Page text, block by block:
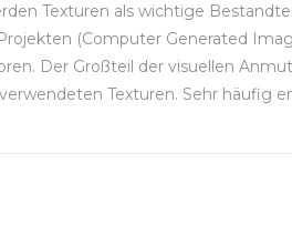
Texturen als wichtige
(Computer Generated
Der Großteil der visuellen
Texturen. Sehr häufig